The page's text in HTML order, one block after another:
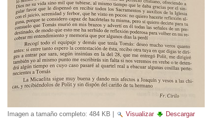
Imagen a tamaño completo: 484 KB | Visualizar Descargar